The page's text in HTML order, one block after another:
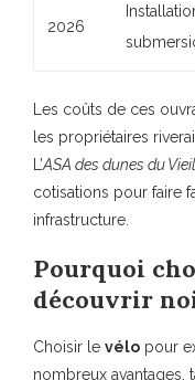
2026
Les coûts de ces
les propriétaires
L’ASA des dunes du Vieil
cotisations pour faire
infrastructure.
Pourquoi
découvrir
Choisir le vélo pour
nombreux avantages,